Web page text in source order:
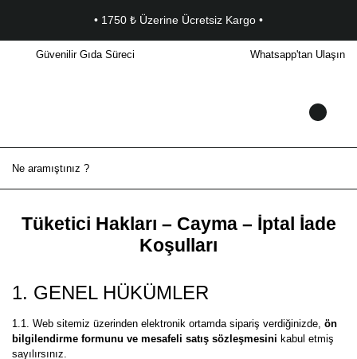
• 1750 ₺ Üzerine Ücretsiz Kargo •
Güvenilir Gıda Süreci Whatsapp'tan Ulaşın
Tüketici Hakları – Cayma – İptal İade
Koşulları
1. GENEL HÜKÜMLER
1.1. Web sitemiz üzerinden elektronik ortamda sipariş verdiğinizde, ön
bilgilendirme formunu ve mesafeli satış sözleşmesini kabul etmiş
sayılırsınız.